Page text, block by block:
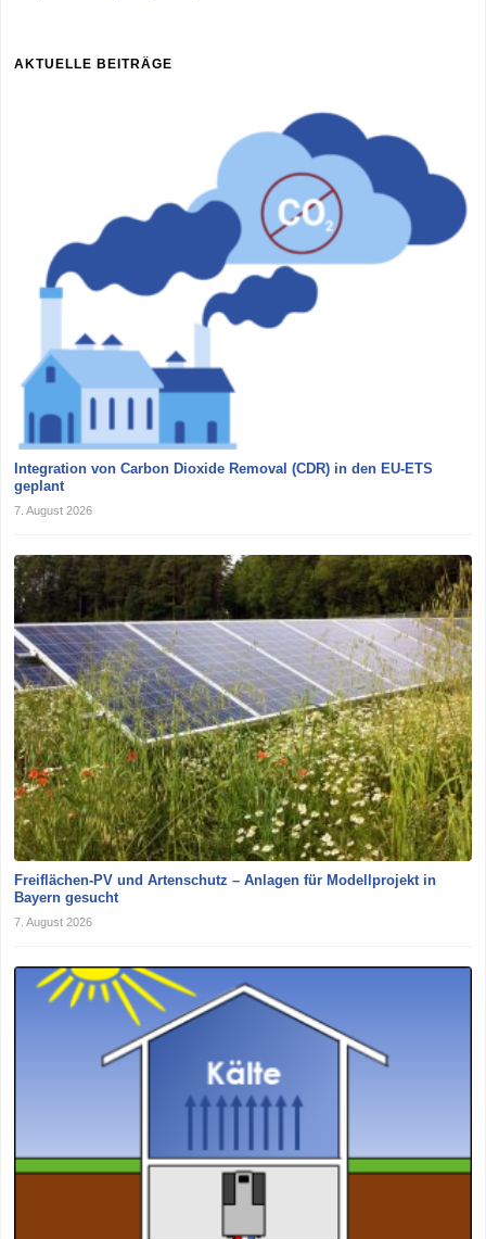
AKTUELLE BEITRÄGE
Integration von Carbon Dioxide Removal (CDR) in den EU-ETS
geplant
7. August 2026
Freiflächen-PV und Artenschutz – Anlagen für Modellprojekt in
Bayern gesucht
7. August 2026